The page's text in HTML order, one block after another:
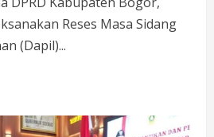
Reses Masa Sidang
(Dapil)...